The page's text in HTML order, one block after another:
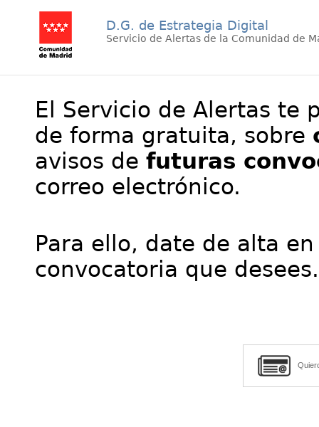
D.G. de Estrategia Digital
Servicio de Alertas de la Comunidad de
El Servicio de Alertas te
de forma gratuita, sobre
avisos de futuras
correo electrónico.
Para ello, date de alta
convocatoria que desees.